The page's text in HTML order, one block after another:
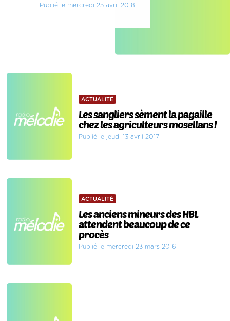
Publié le mercredi 25 avril 2018
ACTUALITÉ
Les sangliers sèment la pagaille
chez les agriculteurs mosellans !
Publié le jeudi 13 avril 2017
ACTUALITÉ
Les anciens mineurs des HBL
attendent beaucoup de ce
procès
Publié le mercredi 23 mars 2016